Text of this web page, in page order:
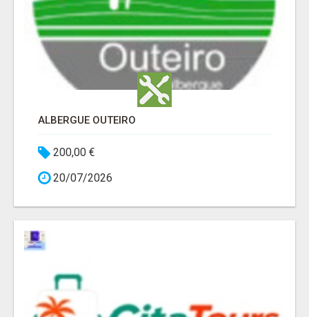
ALBERGUE OUTEIRO
200,00 €
20/07/2026